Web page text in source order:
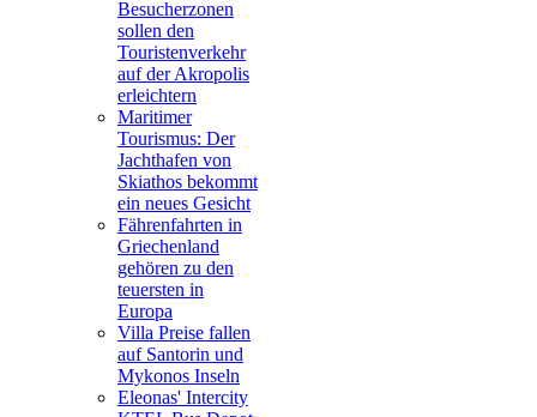
Besucherzonen
sollen den
Touristenverkehr
auf der Akropolis
erleichtern
Maritimer
Tourismus: Der
Jachthafen von
Skiathos bekommt
ein neues Gesicht
Fährenfahrten in
Griechenland
gehören zu den
teuersten in
Europa
Villa Preise fallen
auf Santorin und
Mykonos Inseln
Eleonas' Intercity